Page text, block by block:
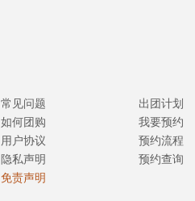
常见问题
如何团购
用户协议
隐私声明
免责声明
出团计划
我要预约
预约流程
预约查询